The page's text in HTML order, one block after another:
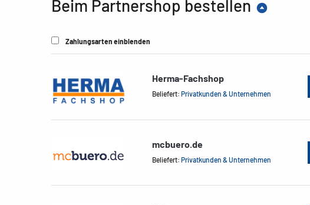
Beim Partnershop bestellen
Zahlungsarten einblenden
Herma-Fachshop
Beliefert: Privatkunden & Unternehmen
mcbuero.de
Beliefert: Privatkunden & Unternehmen